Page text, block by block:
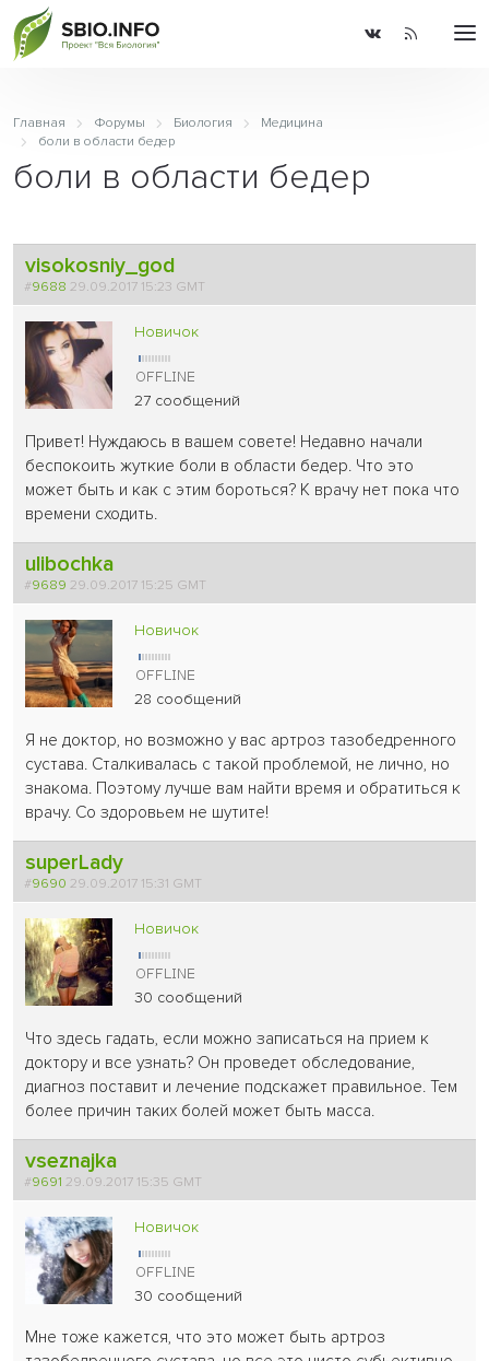
Главная Форумы Биология
Медицина
боли в области бедер
боли в области бедер
visokosniy_god
#9688 29.09.2017 15:23 GMT
Новичок
27 сообщений
Привет! Нуждаюсь в вашем совете! Недавно начали
беспокоить жуткие боли в области бедер. Что это
может быть и как с этим бороться? К врачу нет пока что
времени сходить.
ulibochka
#9689 29.09.2017 15:25 GMT
Новичок
28 сообщений
Я не доктор, но возможно у вас артроз тазобедренного
сустава. Сталкивалась с такой проблемой, не лично, но
знакома. Поэтому лучше вам найти время и обратиться к
врачу. Со здоровьем не шутите!
superLady
#9690 29.09.2017 15:31 GMT
Новичок
30 сообщений
Что здесь гадать, если можно записаться на прием к
доктору и все узнать? Он проведет обследование,
диагноз поставит и лечение подскажет правильное. Тем
более причин таких болей может быть масса.
vseznajka
#9691 29.09.2017 15:35 GMT
Новичок
30 сообщений
Мне тоже кажется, что это может быть артроз